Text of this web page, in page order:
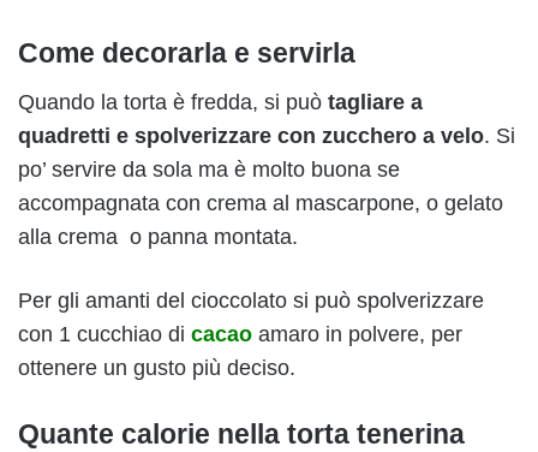
Come decorarla e servirla
Quando la torta è fredda, si può tagliare a
quadretti e spolverizzare con zucchero a velo. Si
po’ servire da sola ma è molto buona se
accompagnata con crema al mascarpone, o gelato
alla crema o panna montata.
Per gli amanti del cioccolato si può spolverizzare
con 1 cucchiao di cacao amaro in polvere, per
ottenere un gusto più deciso.
Quante calorie nella torta tenerina